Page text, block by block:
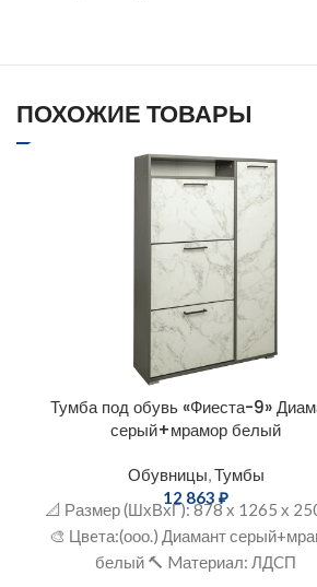
ПОХОЖИЕ ТОВАРЫ
Тумба под обувь «Фиеста-9»
серый+мрамор белый
Обувницы Тумбы
12 863₽
📐 Размер (ШхВхГ): 878 х 1265 х
🎨 Цвeта:(ооо.) Диамант
белый 🔨 Mатериaл: ЛДCП